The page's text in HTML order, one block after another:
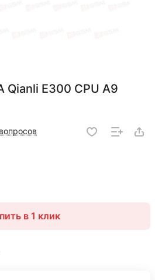
Qianli E300 CPU A9
в 1 клик